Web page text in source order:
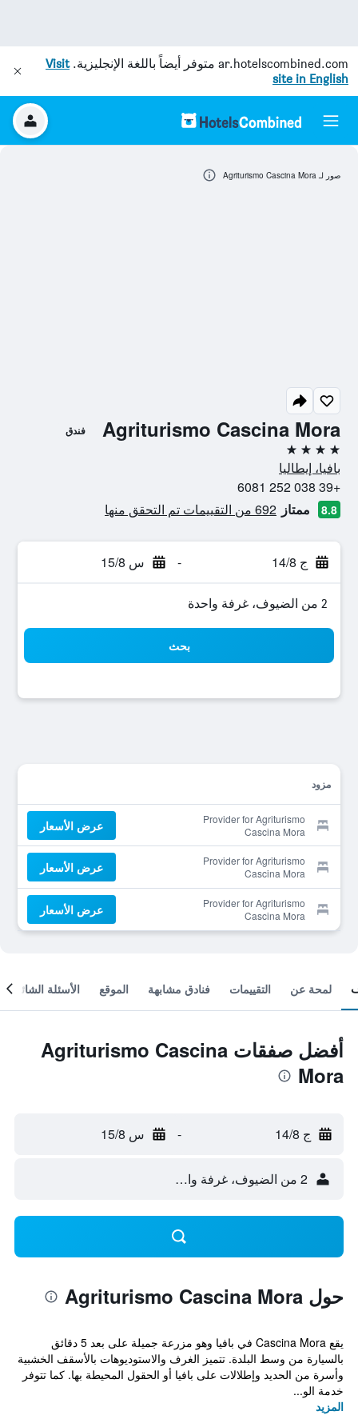
ar.hotelscombined.com متوفر أيضاً باللغة الإنجليزية.Visit
site in English
Agriturismo Cascina Mora فندق
4 نجوم
بافيا، إيطاليا
+39 038 252 6081
8.8 ممتاز 692 من التقييمات تم التحقق منها
ج 14/8 - س 15/8
2 من الضيوف، غرفة واحدة
بحث
مزود
Provider for Agriturismo
Cascina Mora
عرض الأسعار
Provider for Agriturismo
Cascina Mora
عرض الأسعار
Provider for Agriturismo
Cascina Mora
عرض الأسعار
صور لـ Agriturismo Cascina Mora
لمحة عن التقييمات فنادق مشابهة الموقع الأسئلة الشائعة
أفضل صفقات Agriturismo Cascina
Mora
ج 14/8 - س 15/8
2 من الضيوف، غرفة واحدة
حول Agriturismo Cascina Mora
يقع Cascina Mora في بافيا وهو مزرعة جميلة على بعد 5 دقائق
بالسيارة من وسط البلدة. تتميز الغرف والاستوديوهات بالأسقف الخشبية
وأسرة من الحديد وإطلالات على بافيا أو الحقول المحيطة بها. كما تتوفر
خدمة الو...
المزيد